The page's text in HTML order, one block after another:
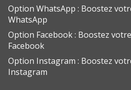
Option WhatsApp : Boostez
WhatsApp
Option Facebook : Boostez
Facebook
Option Instagram : Boostez
Instagram